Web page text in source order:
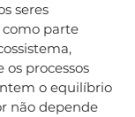
seres
como parte
os processos
o equilíbrio
não depende